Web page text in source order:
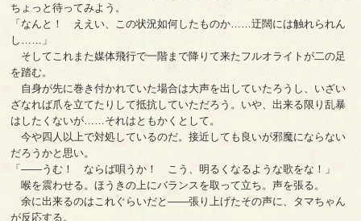
ちょっと待ってみよう。
「なんと！ ええい、この状況如何したものか……迂闊には触れられん
し……」
そしてこれまた媒体飛行で一階まで降りて来たフルオライトが二の足
を踏む。
自身が先に巻き付かれていた場合は大声を出していたろうし、いざい
ざなれば爪を立てたりして抵抗していただろう。いや、出来る限り乱暴
はしたくないが……それはともかくとして。
今や四人以上で対処しているのだ。接近しても良いが邪魔にならない
だろうかと思い。
「――うむ！ ならば唄うか！ こう、明るくなるような歌をな！」
喉を震わせる。ほうきの上にバランスを取って立ち。声を張る。
余に出来るのはこれぐらいだと――張り上げたその声に、タマちゃん
が反応する。